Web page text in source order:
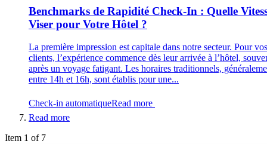
Benchmarks de Rapidité Check-In : Quelle
Viser pour Votre Hôtel ?
La première impression est capitale dans notre secteur. Pour vos
clients, l’expérience commence dès leur arrivée à l’hôtel,
après un voyage fatigant. Les horaires traditionnels,
entre 14h et 16h, sont établis pour une...
Check-in automatiqueRead more
Read more
Item 1 of 7